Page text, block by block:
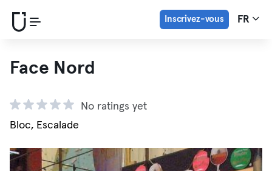
Inscrivez-vous FR
Face Nord
No ratings yet
Bloc, Escalade